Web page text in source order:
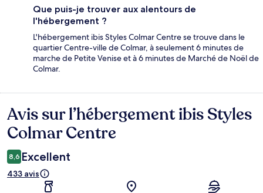
Que puis-je trouver aux alentours de
l'hébergement ?
L'hébergement ibis Styles Colmar Centre se trouve dans le
quartier Centre-ville de Colmar, à seulement 6 minutes de
marche de Petite Venise et à 6 minutes de Marché de Noël de
Colmar.
Avis
Avis sur l’hébergement ibis Styles
Colmar Centre
8,6 Excellent
433 avis